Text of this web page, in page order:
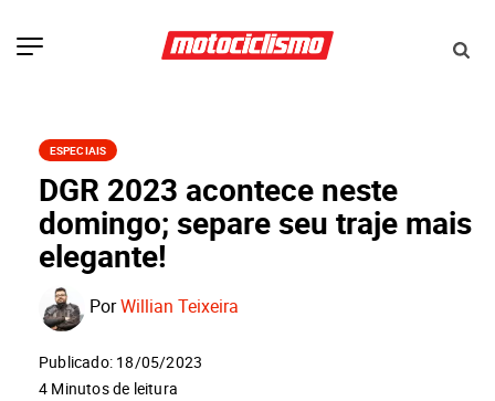
ESPECIAIS
DGR 2023 acontece neste
domingo; separe seu traje mais
elegante!
PorWillian Teixeira
Publicado: 18/05/2023
4 Minutos de leitura